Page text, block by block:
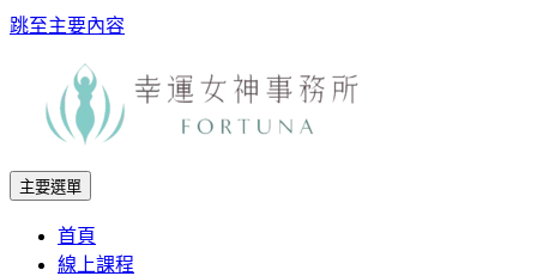
跳至主要內容
主要選單
首頁
線上課程